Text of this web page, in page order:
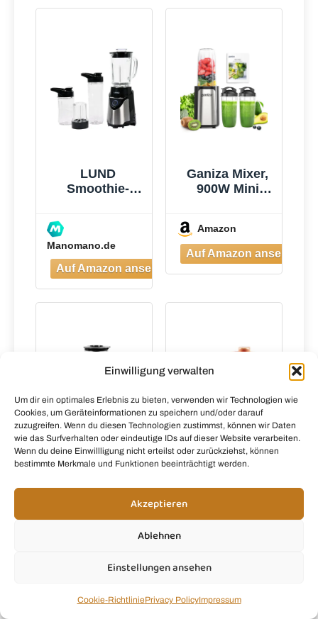
Einwilligung verwalten
Um dir ein optimales Erlebnis zu bieten, verwenden wir Technologien wie
Cookies, um Geräteinformationen zu speichern und/oder darauf
zuzugreifen. Wenn du diesen Technologien zustimmst, können wir Daten
wie das Surfverhalten oder eindeutige IDs auf dieser Website verarbeiten.
Wenn du deine Einwillligung nicht erteilst oder zurückziehst, können
bestimmte Merkmale und Funktionen beeinträchtigt werden.
Akzeptieren
Ablehnen
Einstellungen ansehen
Cookie-RichtliniePrivacy PolicyImpressum
LUND
Smoothie-
Manomano.de
Ganiza Mixer,
900W Mini
Standmixer mit
3 Tragbare
Mixbechern(2×
500ml &
Vierklingenklin
Frei, Leicht zu
Reinigen,
elektrisch für
Shake,
Smoothie
Amazon
LUND
mixer 300w -
HAPE E3158
Ideeundspiel.com